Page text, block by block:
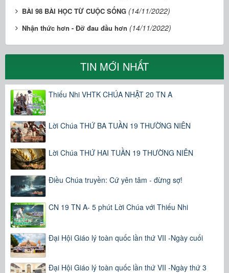
BÀI 98 BÀI HỌC TỪ CUỘC SỐNG (14/11/2022)
Nhận thức hơn - Đỡ đau đầu hơn (14/11/2022)
TIN MỚI NHẤT
Thiếu Nhi VHTK CHÚA NHẬT 20 TN A
Lời Chúa THỨ BA TUẦN 19 THƯỜNG NIÊN
Lời Chúa THỨ HAI TUẦN 19 THƯỜNG NIÊN
Điều Chúa truyền: Cứ yên tâm - đừng sợ!
CN 19 TN A- 5 phút Lời Chúa với Thiếu Nhi
Đại Hội Giáo lý toàn quốc lần thứ VII -Ngày cuối
Đại Hội Giáo lý toàn quốc lần thứ VII -Ngày thứ 3